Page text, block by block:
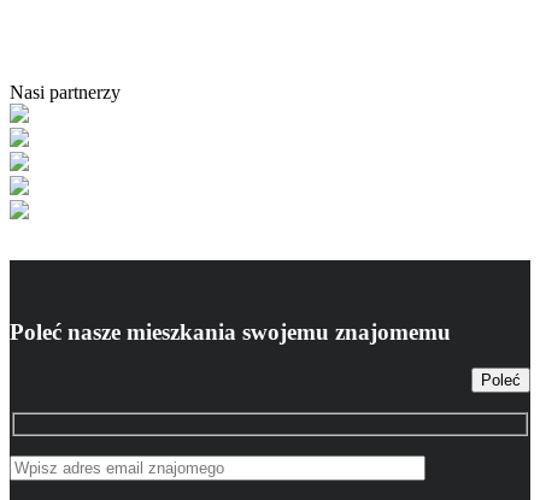
Nasi partnerzy
Poleć nasze mieszkania swojemu znajomemu
Poleć